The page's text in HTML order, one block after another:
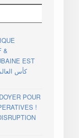
&
EST
POUR
!